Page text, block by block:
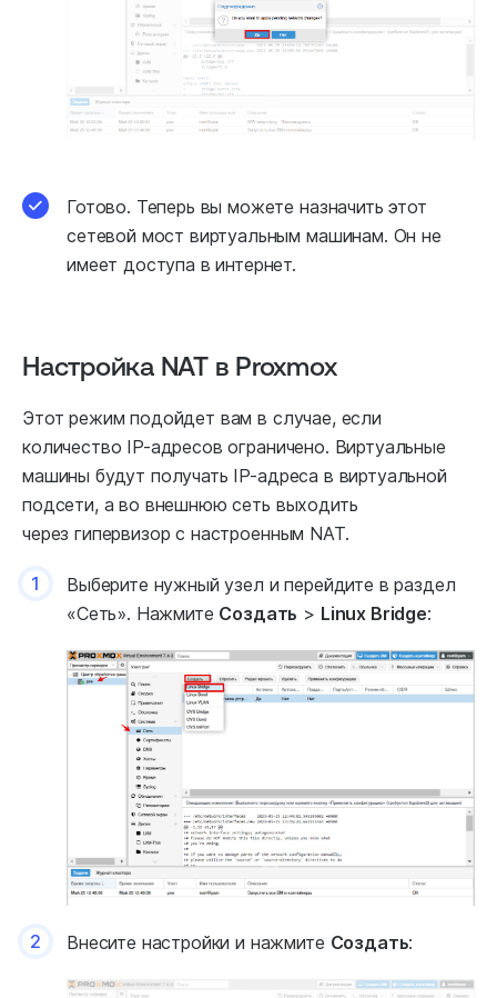
Готово. Теперь вы можете назначить этот
сетевой мост виртуальным машинам. Он не
имеет доступа в интернет.
Настройка NAT в Proxmox
Этот режим подойдет вам в случае, если
количество IP-адресов ограничено. Виртуальные
машины будут получать IP-адреса в виртуальной
подсети, а во внешнюю сеть выходить
через гипервизор с настроенным NAT.
1
Выберите нужный узел и перейдите в раздел
«Сеть». Нажмите Создать > Linux Bridge:
2 Внесите настройки и нажмите Создать: